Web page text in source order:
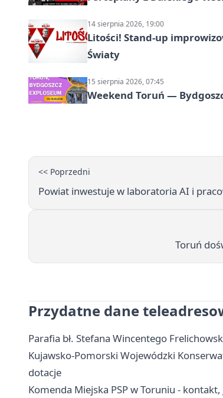
14 sierpnia 2026, 19:00
Litości! Stand-up
Światy
15 sierpnia 2026, 07:45
Weekend Toruń —
<< Poprzedni
Powiat inwestuje w laboratoria AI i
Toruń
Przydatne dane
Parafia bł. Stefana Wincentego
Kujawsko-Pomorski Wojewódzki
dotacje
Komenda Miejska PSP w Toruniu -